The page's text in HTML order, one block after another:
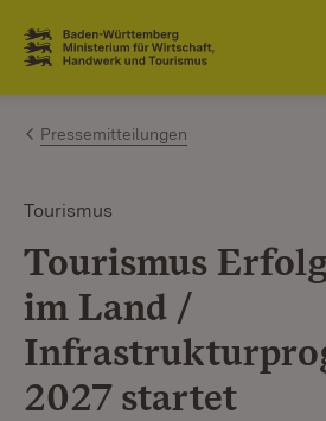
Zum Inhalt springen
Link zur Startseite
Pressemitteilungen
Tourismus
Tourismus
im Land /
2027 startet